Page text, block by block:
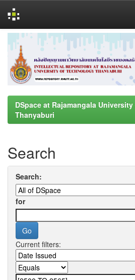
navigation
DSpace at Rajamangala
Thanyaburi
Search
Search:
for
Current filters: